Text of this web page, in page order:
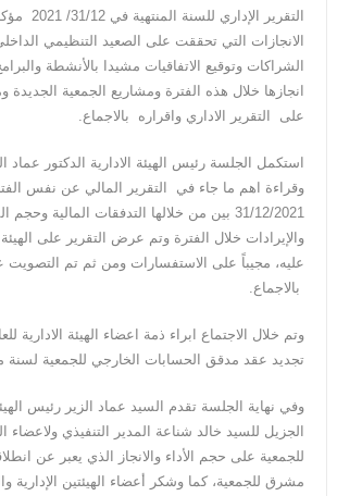
التقرير
الانجازات التي تحققت على الصعيد التنظيمي
الشراكات وتوقيع الاتفاقيات مشيدا بالأنشطة
انجازها خلال هذه الفترة ومشاريع الجمعية
على التقرير الاداري واقراره بالاجماع.
استكمل الجلسة رئيس الهيئة الادارية الدكتور عماد
وقراءة اهم ما جاء في التقرير المالي عن نفس
31/12/2021 بين من خلالها التدفقات المالية
والإيرادات خلال الفترة وتم عرض التقرير على
عليه، مجيباً على الاستفسارات ومن ثم تم التصويت
بالاجماع.
وتم خلال الاجتماع ابراء ذمة اعضاء الهيئة الادارية
تجديد عقد مدقق الحسابات الخارجي للجمعية لسنة
وفي نهاية الجلسة تقدم السيد عماد الزير رئيس
الجزيل للسيد خالد شناعة المدير التنفيذي ولاعضاء
للجمعية على حجم الأداء والانجاز الذي يعبر عن
مشرق للجمعية، كما وشكر أعضاء الهيئتين الإدارية